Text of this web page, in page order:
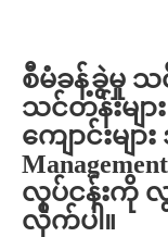
စီမံခန့်ခွဲမှု သ
သင်တန်းမျာ
ကျောင်းမျ
လုပ်ငန်းကို
လိုက်ပါ။